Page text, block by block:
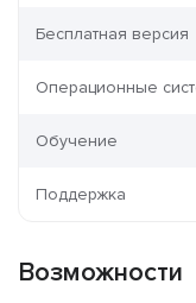
Бесплатная версия
Операционные
Обучение
Поддержка
Возможности